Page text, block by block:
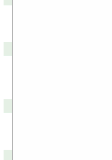
RaNo
называется
передачи
Palm
Для
стандарта
Несмотря на
известно о
названием